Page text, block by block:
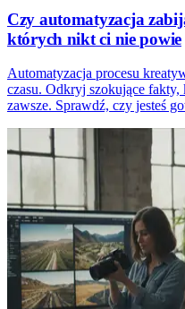
Czy automatyzacja
których nikt ci nie powie
Automatyzacja procesu
czasu. Odkryj szokujące
zawsze. Sprawdź, czy jesteś